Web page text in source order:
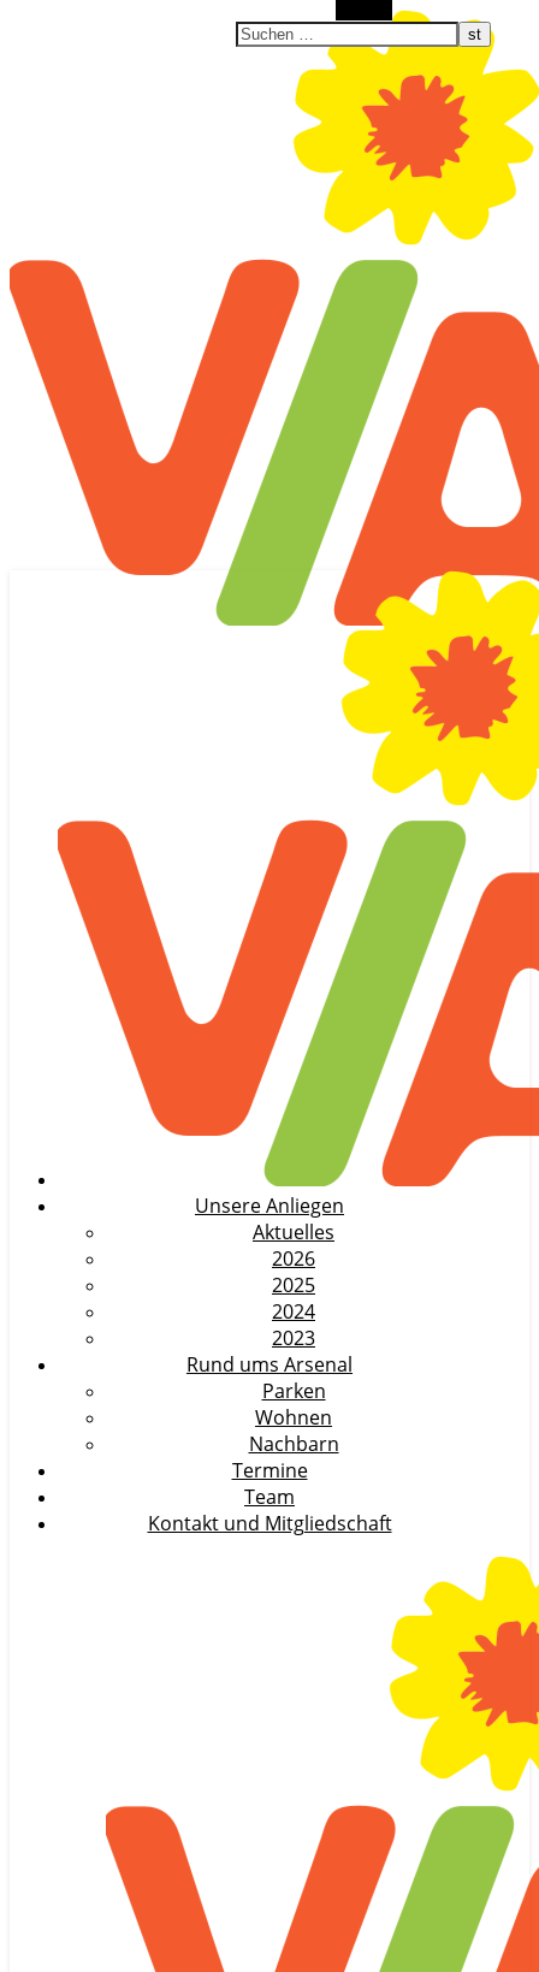
Unsere Anliegen
Aktuelles
2026
2025
2024
2023
Rund ums Arsenal
Parken
Wohnen
Nachbarn
Termine
Team
Kontakt und Mitgliedschaft